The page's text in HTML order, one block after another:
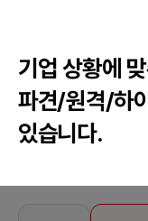
기업 상황에 맞
파견/원격/하
있습니다.